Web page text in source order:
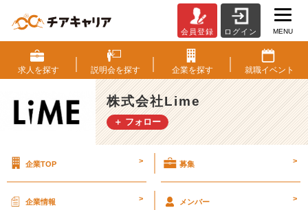
６
卒
イ
ン
タ
―
式
会員登録 ログイン MENU
求人を探す 説明会を探す 企業を探す 就職イベント
株式会社Lime
＋ フォロー
企業TOP > 募集 >
企業情報 > メンバー >